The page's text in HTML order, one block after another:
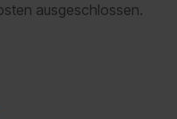
aus­geschlossen.